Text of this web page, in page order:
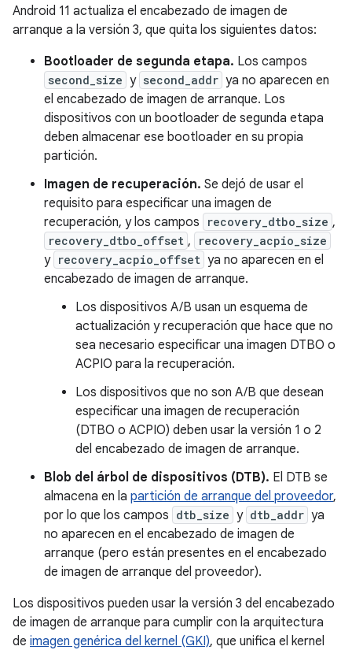
Android 11 actualiza el encabezado de imagen de
arranque a la versión 3, que quita los siguientes datos:
Bootloader de segunda etapa. Los campos
second_size y second_addr ya no aparecen en
el encabezado de imagen de arranque. Los
dispositivos con un bootloader de segunda etapa
deben almacenar ese bootloader en su propia
partición.
Imagen de recuperación. Se dejó de usar el
requisito para especificar una imagen de
recuperación, y los campos
recovery_dtbo_size ,
recovery_dtbo_offset , recovery_acpio_size
y recovery_acpio_offset ya no aparecen en el
encabezado de imagen de arranque.
Los dispositivos A/B usan un esquema de
actualización y recuperación que hace que no
sea necesario especificar una imagen DTBO o
ACPIO para la recuperación.
Los dispositivos que no son A/B que desean
especificar una imagen de recuperación
(DTBO o ACPIO) deben usar la versión 1 o 2
del encabezado de imagen de arranque.
Blob del árbol de dispositivos (DTB). El DTB se
almacena en la partición de arranque del proveedor,
por lo que los campos dtb_size y dtb_addr ya
no aparecen en el encabezado de imagen de
arranque (pero están presentes en el encabezado
de imagen de arranque del proveedor).
Los dispositivos pueden usar la versión 3 del encabezado
de imagen de arranque para cumplir con la arquitectura
de imagen genérica del kernel (GKI), que unifica el kernel